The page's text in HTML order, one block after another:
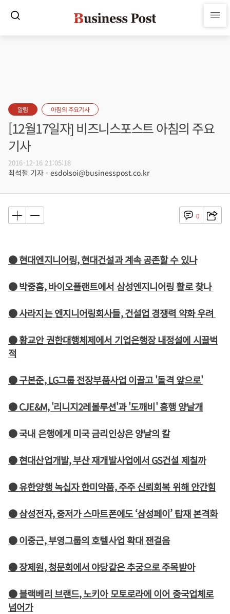
알림 아침의 주요기사
[12월17일자] 비즈니스포스트 아침의 주요
기사
2016-12-16 21:05:18
최석철 기자 - esdolsoi@businesspost.co.kr
0
● 현대엔지니어링, 현대건설과 계속 공존할 수 있나
● 박중흠, 바이오플랜트에서 삼성엔지니어링 활로 찾나
● 사라지는 엔지니어링회사들, 건설업 경쟁력 약화 우려
● 황교안 권한대행체제에서 기업은행장 내정설에 시끌벅
적
● 구본준, LG그룹 전장부품사업 이끌고 '돌격 앞으로'
● CJE&M, '리니지2레볼루션'과 '도깨비' 흥행 양날개
● 국내 은행에게 미국 금리인상은 양날의 칼
● 현대산업개발, 부산 재개발사업에서 GS건설 제칠까
● 유한양행 녹십자 한미약품, 주주 신뢰회복 위해 안간힘
● 삼성전자, 중저가 스마트폰에도 ‘삼성페이’ 탑재 본격화
● 이중근, 부영그룹의 호텔사업 확대 잰걸음
● 장제원, 청문회에서 야당같은 추궁으로 주목받아
● 블랙베리 브랜드, 노키아 모토로라에 이어 중국업체로
넘어가